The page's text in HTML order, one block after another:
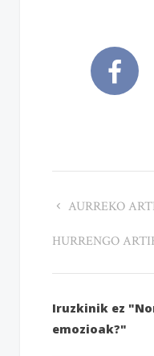
AURREKO
HURRENGO
Iruzkinik ez
emozioak?"